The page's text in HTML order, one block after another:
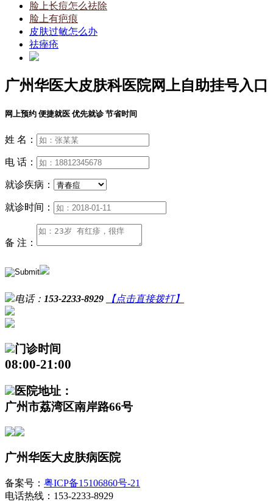
脸上长痘怎么祛除
脸上有疤痕
皮肤过敏怎么办
祛痤疮
广州华医大皮肤科医院网上自助挂号入口
网上预约 便捷就医 优先就诊 节省时间
姓 名：
电 话：
就诊疾病：
就诊时间：
备 注：
电话： 153-2233-8929 【点击直接拨打】
门诊时间
08:00-21:00
医院地址：
广州市荔湾区南岸路66号
广州华医大皮肤病医院
备案号： 粤ICP备15106860号-21
电话热线：153-2233-8929